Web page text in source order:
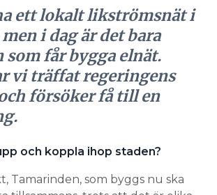
ett lokalt likströmsnät i
i dag är det bara
som får bygga elnät.
vi träffat regeringens
försöker få till en
och koppla ihop staden?
Tamarinden, som byggs nu ska